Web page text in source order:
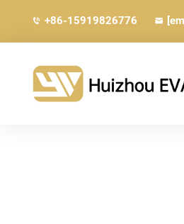
+86-15919826776